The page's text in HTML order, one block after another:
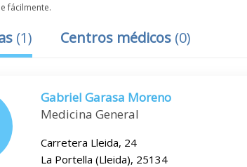
fácilmente.
(1) Centros médicos (0)
Gabriel Garasa Moreno
Medicina General
Carretera Lleida, 24
La Portella (Lleida), 25134